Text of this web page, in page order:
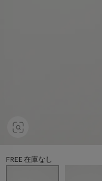
FREE 在庫なし